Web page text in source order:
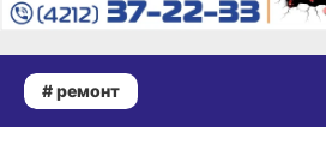
# ремонт